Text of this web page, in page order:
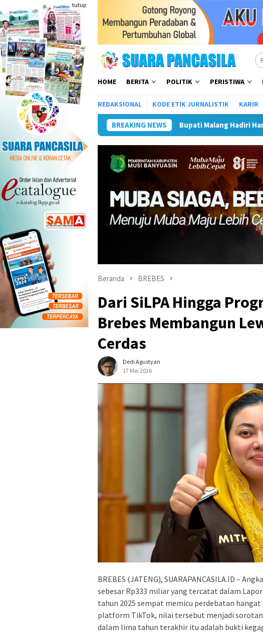
ke
konten
tutup
HOME BERITA POLITIK PERISTIWA
REDAKSIONAL KODE ETIK JURNALISTIK KARIR
BREAKING NEWS
Bupati Malang Hadiri Harlah ke-28 PKB dan
Beranda BREBES
Dari SiLPA Hingga
Brebes Membangun
Cerdas
Dedi Agustyan
17 Mei 2026
BREBES (JATENG), SUARAPANCASILA.ID –
sebesar Rp333 miliar yang tercatat dalam
tahun 2025 sempat memicu perdebatan
platform TikTok, nilai tersebut menjadi
dalam lima tahun terakhir itu adalah bukti